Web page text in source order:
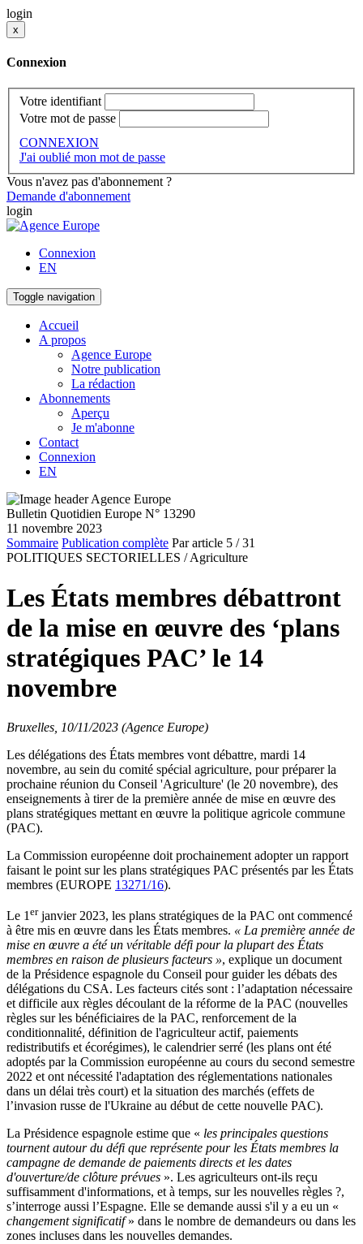
login
x
Connexion
Votre identifiant
Votre mot de passe
CONNEXION
J'ai oublié mon mot de passe
Vous n'avez pas d'abonnement ?
Demande d'abonnement
login
Connexion
EN
Toggle navigation
Accueil
A propos
Agence Europe
Notre publication
La rédaction
Abonnements
Aperçu
Je m'abonne
Contact
Connexion
EN
Bulletin Quotidien Europe N° 13290
11 novembre 2023
Sommaire Publication complète Par article 5 / 31
POLITIQUES SECTORIELLES / Agriculture
Les États membres débattront
de la mise en œuvre des ‘plans
stratégiques PAC’ le 14
novembre
Bruxelles, 10/11/2023 (Agence Europe)
Les délégations des États membres vont débattre, mardi 14
novembre, au sein du comité spécial agriculture, pour préparer la
prochaine réunion du Conseil 'Agriculture' (le 20 novembre), des
enseignements à tirer de la première année de mise en œuvre des
plans stratégiques mettant en œuvre la politique agricole commune
(PAC).
La Commission européenne doit prochainement adopter un rapport
faisant le point sur les plans stratégiques PAC présentés par les États
membres (EUROPE 13271/16).
Le 1 erjanvier 2023, les plans stratégiques de la PAC ont commencé
à être mis en œuvre dans les États membres. « La première année de
mise en œuvre a été un véritable défi pour la plupart des États
membres en raison de plusieurs facteurs », explique un document
de la Présidence espagnole du Conseil pour guider les débats des
délégations du CSA. Les facteurs cités sont : l’adaptation nécessaire
et difficile aux règles découlant de la réforme de la PAC (nouvelles
règles sur les bénéficiaires de la PAC, renforcement de la
conditionnalité, définition de l'agriculteur actif, paiements
redistributifs et écorégimes), le calendrier serré (les plans ont été
adoptés par la Commission européenne au cours du second semestre
2022 et ont nécessité l'adaptation des réglementations nationales
dans un délai très court) et la situation des marchés (effets de
l’invasion russe de l'Ukraine au début de cette nouvelle PAC).
La Présidence espagnole estime que « les principales questions
tournent autour du défi que représente pour les États membres la
campagne de demande de paiements directs et les dates
d'ouverture/de clôture prévues ». Les agriculteurs ont-ils reçu
suffisamment d'informations, et à temps, sur les nouvelles règles ?,
s’interroge aussi l’Espagne. Elle se demande aussi s'il y a eu un «
changement significatif» dans le nombre de demandeurs ou dans les
zones incluses dans les nouvelles demandes.